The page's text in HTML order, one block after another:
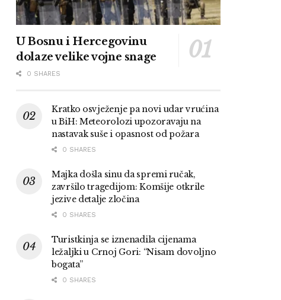
U Bosnu i Hercegovinu
dolaze velike vojne snage
0 SHARES
Kratko osvježenje pa novi udar vrućina
u BiH: Meteorolozi upozoravaju na
nastavak suše i opasnost od požara
0 SHARES
Majka došla sinu da spremi ručak,
završilo tragedijom: Komšije otkrile
jezive detalje zločina
0 SHARES
Turistkinja se iznenadila cijenama
ležaljki u Crnoj Gori: “Nisam dovoljno
bogata”
0 SHARES